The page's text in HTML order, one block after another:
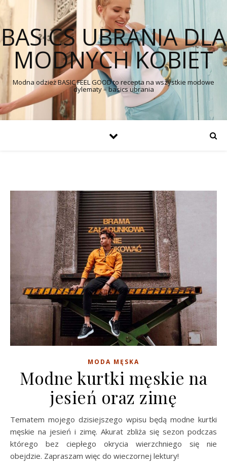
BASICS UBRANIA DLA
MODNYCH KOBIET
Modna odzież BASIC FEEL GOOD to recepta na wszystkie modowe
dylematy – basics ubrania
MODA MĘSKA
Modne kurtki męskie na
jesień oraz zimę
Tematem mojego dzisiejszego wpisu będą modne kurtki
męskie na jesień i zimę. Akurat zbliża się sezon podczas
którego bez ciepłego okrycia wierzchniego się nie
obejdzie. Zapraszam więc do wieczornej lektury!